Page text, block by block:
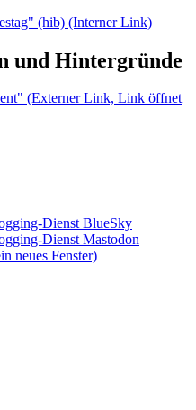
(hib) (Interner Link)
und Hintergründe
(Externer Link, Link öffnet
Dienst BlueSky
Dienst Mastodon
neues Fenster)